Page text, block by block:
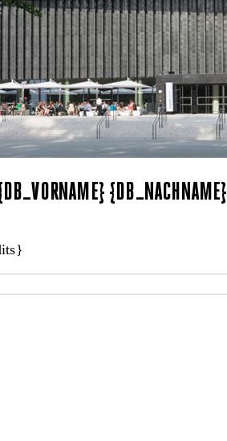
{DB_NACHNAME}